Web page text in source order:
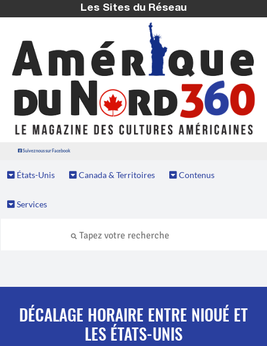
Les Sites du Réseau
Suivez nous sur Facebook
États-Unis Canada & Territoires Contenus
Services
DÉCALAGE HORAIRE ENTRE NIOUÉ ET
LES ÉTATS-UNIS